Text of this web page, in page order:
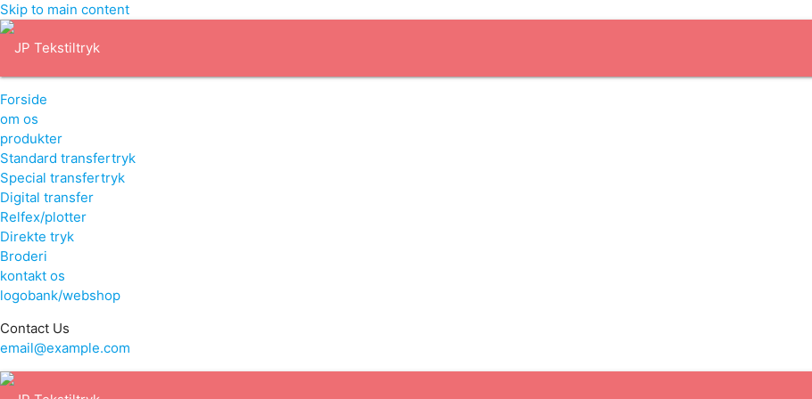
Skip to main content
Forside
om os
produkter
Standard transfertryk
Special transfertryk
Digital transfer
Relfex/plotter
Direkte tryk
Broderi
kontakt os
logobank/webshop
Contact Us
email@example.com